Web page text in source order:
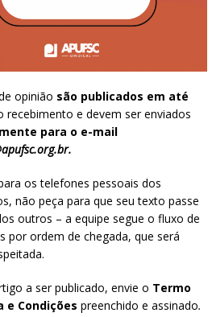
opinião são publicados em até
recebimento e devem ser enviados
para o e-mail
.
os telefones pessoais dos
não peça para que seu texto passe
outros – a equipe segue o fluxo de
por ordem de chegada, que será
a ser publicado, envie o Termo
e Condições preenchido e assinado.